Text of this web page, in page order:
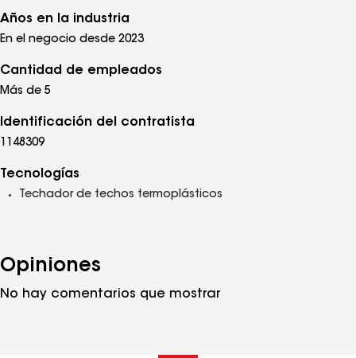
Años en la industria
En el negocio desde 2023
Cantidad de empleados
Más de 5
Identificación del contratista
1148309
Tecnologías
Techador de techos termoplásticos
Opiniones
No hay comentarios que mostrar